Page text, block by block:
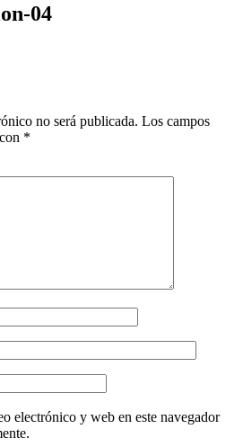
04
no será publicada. Los campos
*
electrónico y web en este navegador